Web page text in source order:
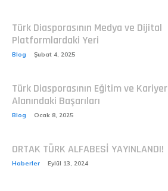
Türk Diasporasının Medya ve Dijital
Platformlardaki Yeri
Blog Şubat 4, 2025
Türk Diasporasının Eğitim ve Kariyer
Alanındaki Başarıları
Blog Ocak 8, 2025
ORTAK TÜRK ALFABESİ YAYINLANDI!
Haberler Eylül 13, 2024